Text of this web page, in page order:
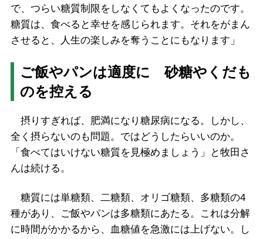
で、つらい糖質制限をしなくてもよくなったのです。
糖質は、食べると幸せを感じられます。それをがまん
させると、人生の楽しみを奪うことにもなります」
ご飯やパンは適度に 砂糖やくだも
のを控える
摂りすぎれば、肥満になり糖尿病になる。しかし、
全く摂らないのも問題。ではどうしたらいいのか。
「食べてはいけない糖質を見極めましょう」と牧田さ
んは続ける。
糖質には単糖類、二糖類、オリゴ糖類、多糖類の4
種があり、ご飯やパンは多糖類にあたる。これは分解
に時間がかかるから、血糖値を急激には上げない。し